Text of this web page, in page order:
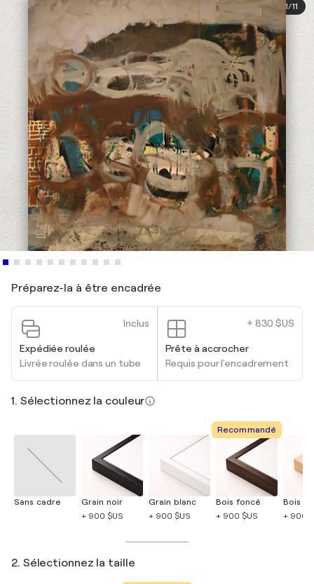
1/11
Préparez-la à être encadrée
Inclus
Expédiée roulée
Livrée roulée dans un tube
+ 830 $US
Prête à accrocher
Requis pour l'encadrement
1. Sélectionnez la couleur
Sans cadre
Grain noir
+ 900 $US
Grain blanc
+ 900 $US
Recommandé
Bois foncé
+ 900 $US
Bois
+ 900
2. Sélectionnez la taille